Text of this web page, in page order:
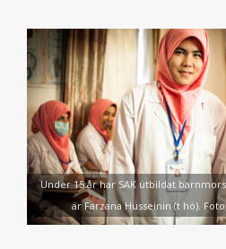
Under 15 år har SAK utbildat
är Farzana Husseinin (t hö).